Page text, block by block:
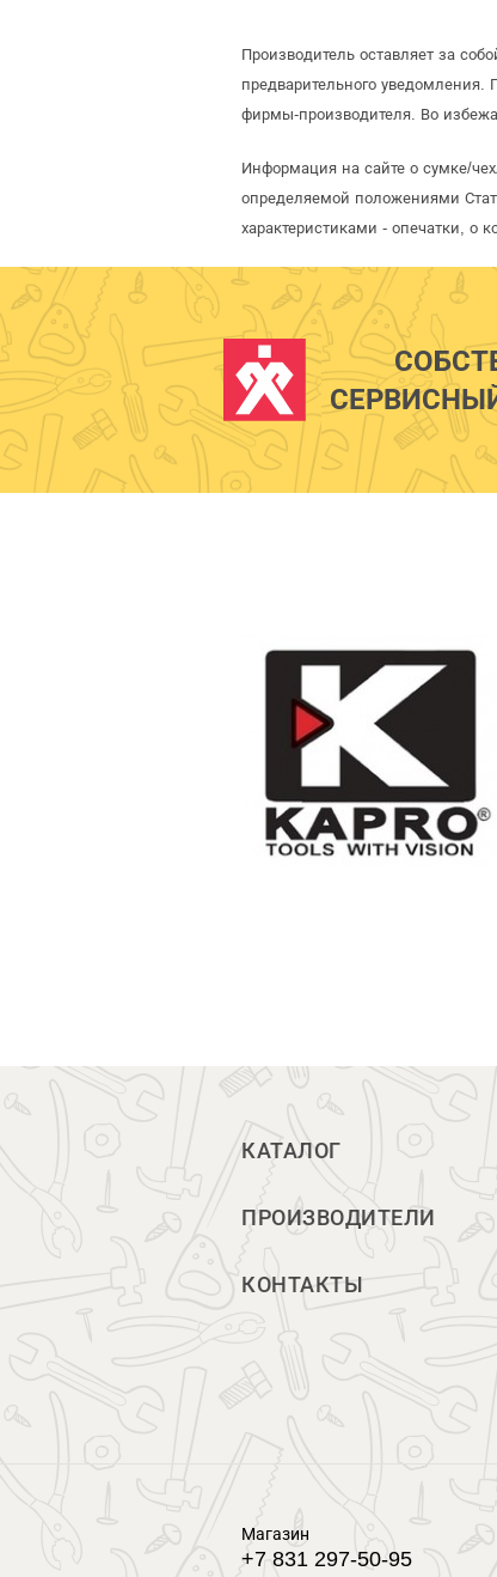
Производитель оставляет за
предварительного
фирмы-производителя. Во
Информация на сайте о сумке/
определяемой положениями
характеристиками - опечатки, о
КАТАЛОГ
ПРОИЗВОДИТЕЛИ
КОНТАКТЫ
Магазин
+7 831 297-50-95